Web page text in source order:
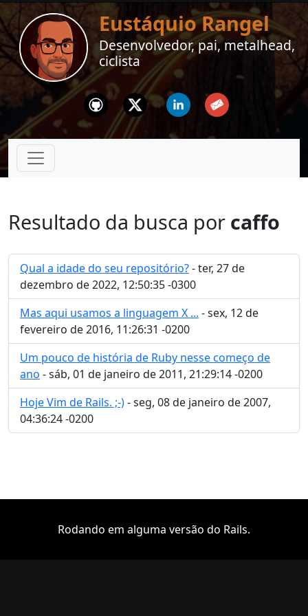
Eustáquio Rangel
Desenvolvedor, pai, metalhead,
ciclista
Github Twitter Linkedin Email
Resultado da busca por caffo
Qual a idade do seu repositório?- ter, 27 de
dezembro de 2022, 12:50:35 -0300
Mas aqui usamos a linguagem X ... - sex, 12 de
fevereiro de 2016, 11:26:31 -0200
Um pouco de história de Ruby nesse começo de
ano - sáb, 01 de janeiro de 2011, 21:29:14 -0200
Hoje Vim de Rails. ;-)- seg, 08 de janeiro de 2007,
04:36:24 -0200
Rodando em alguma versão do Rails.